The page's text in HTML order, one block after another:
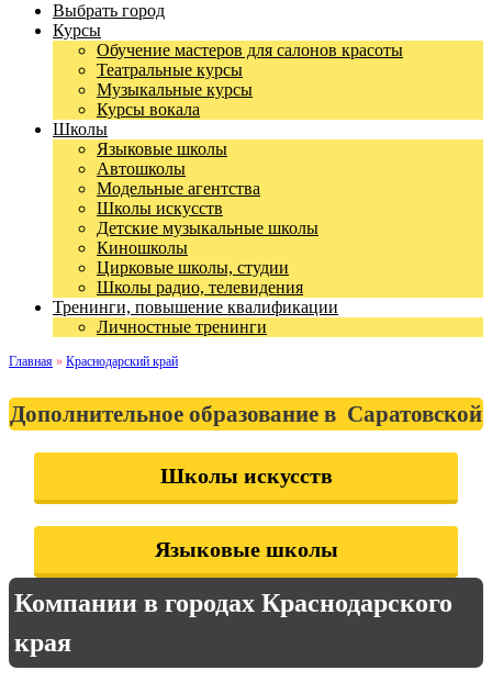
Выбрать город
Курсы
Обучение мастеров для салонов красоты
Театральные курсы
Музыкальные курсы
Курсы вокала
Школы
Языковые школы
Автошколы
Модельные агентства
Школы искусств
Детские музыкальные школы
Киношколы
Цирковые школы, студии
Школы радио, телевидения
Тренинги, повышение квалификации
Личностные тренинги
Главная » Краснодарский край
Дополнительное образование в Саратовской
Школы искусств
Языковые школы
Компании в городах Краснодарского
края